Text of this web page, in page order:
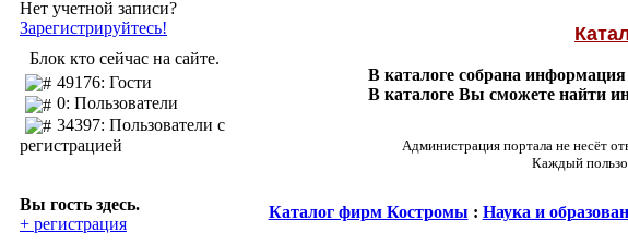
Нет учетной записи?
Зарегистрируйтесь!
Блок кто сейчас на сайте.
49176: Гости
0: Пользователи
34397: Пользователи с
регистрацией
Вы гость здесь.
+ регистрация
В каталоге собрана
В каталоге Вы сможете найти
Администрация портала не несёт
Каждый
Каталог фирм Костромы : Наука и